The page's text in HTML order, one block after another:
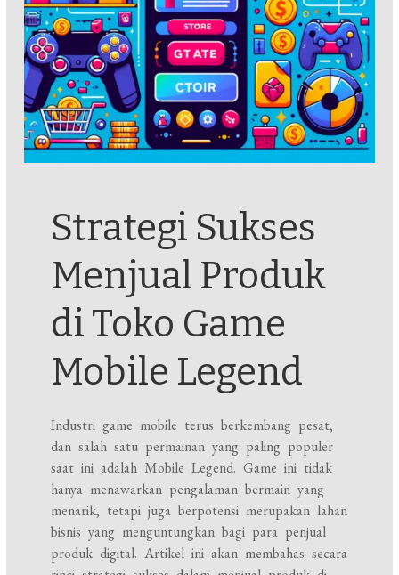
Strategi Sukses
Menjual Produk
di Toko Game
Mobile Legend
Industri game mobile terus berkembang pesat,
dan salah satu permainan yang paling populer
saat ini adalah Mobile Legend. Game ini tidak
hanya menawarkan pengalaman bermain yang
menarik, tetapi juga berpotensi merupakan lahan
bisnis yang menguntungkan bagi para penjual
produk digital. Artikel ini akan membahas secara